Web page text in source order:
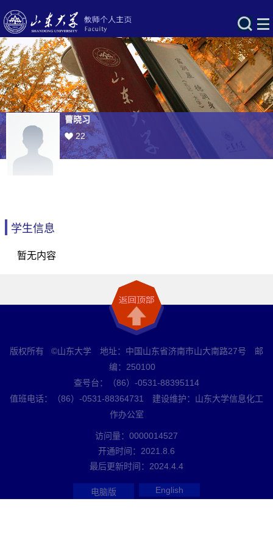
曹晓习
22
学生信息
暂无内容
版权所有 ©山东大学 地址：中国山东省济南市山大南路27号 邮
编：250100
查号台：（86）-0531-88395114
值班电话：（86）-0531-88364731 建设维护：山东大学信息化工
作办公室
访问量： 0000014527
开通时间： 2021 8 6
最后更新时间： 2024 4 4
电脑版 English